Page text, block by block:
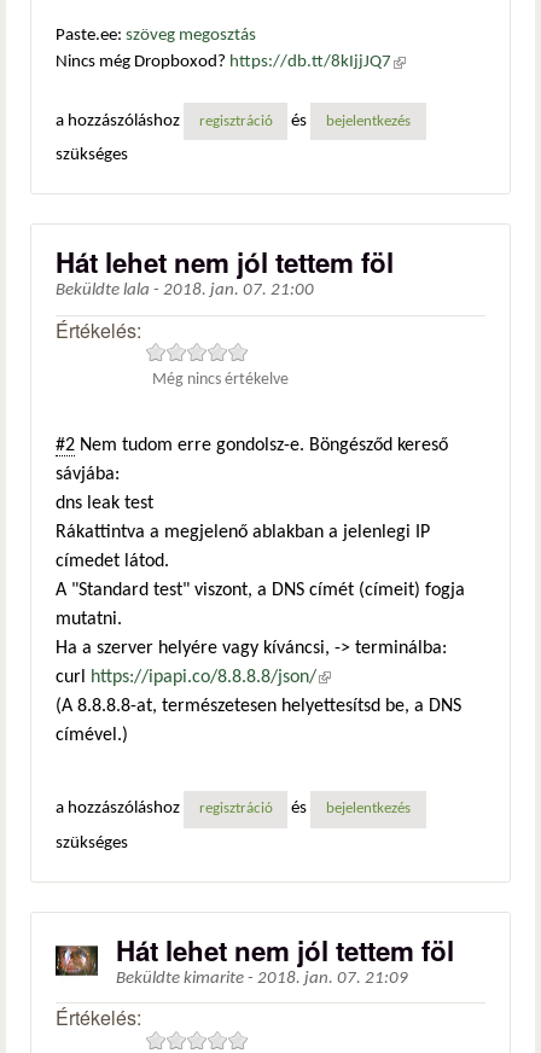
Paste.ee: szöveg megosztás
Nincs még Dropboxod? https://db.tt/8kIjjJQ7 (külső
a hozzászóláshoz
regisztráció és bejelentkezés
szükséges
Hát lehet nem jól tettem föl
Beküldte lala - 2018. jan. 07. 21:00
Értékelés:
Még nincs értékelve
#2 Nem tudom erre gondolsz-e. Böngésződ kereső
sávjába:
dns leak test
Rákattintva a megjelenő ablakban a jelenlegi IP
címedet látod.
A "Standard test" viszont, a DNS címét (címeit) fogja
mutatni.
Ha a szerver helyére vagy kíváncsi, -> terminálba:
curl
https://ipapi.co/8.8.8.8/json/(külső hivatkozás)
(A 8.8.8.8-at, természetesen helyettesítsd be, a DNS
címével.)
a hozzászóláshoz regisztráció és bejelentkezés
szükséges
Hát lehet nem jól tettem föl
Beküldte kimarite - 2018. jan. 07. 21:09
Értékelés: